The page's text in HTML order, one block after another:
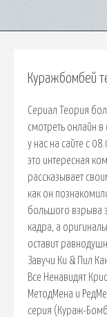
Куражбомбей
Сериал Теория
смотреть онлайн
у нас на сайте с
это интересная
рассказывает
как он
большого взрыва
кадра, а
оставит
Завучи Ки & Пил
Все Ненавидят
МетодМена и
серия (Кураж-